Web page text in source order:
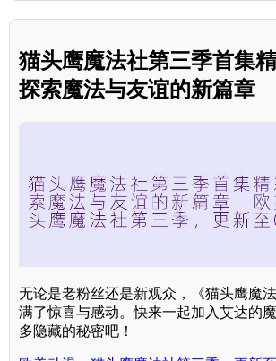
猫头鹰魔法社第三季首集
探索魔法与友谊的新篇章
无论是老粉丝还是新观众，《猫头鹰魔
满了惊喜与感动。快来一起加入艾达的
多隐藏的秘密吧！